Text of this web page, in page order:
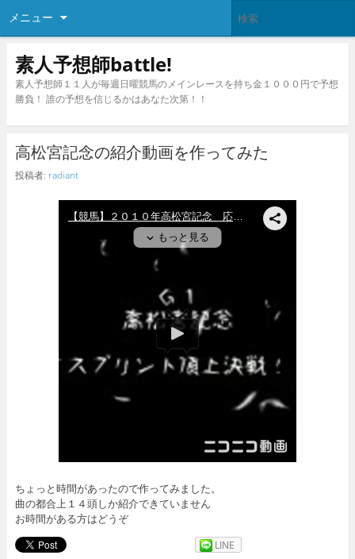
メニュー
素人予想師battle!
素人予想師１１人が毎週日曜競馬のメインレースを持ち金１０００円で予想
勝負！ 誰の予想を信じるかはあなた次第！！
高松宮記念の紹介動画を作ってみた
投稿者: radiant
ちょっと時間があったので作ってみました。
曲の都合上１４頭しか紹介できていません
お時間がある方はどうぞ
LINE